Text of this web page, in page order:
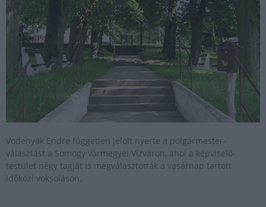
Vodenyák Endre független jelölt nyerte a polgármester-
választást a Somogy vármegyei Vízváron, ahol a képviselő-
testület négy tagját is megválasztották a vasárnap tartott
időközi voksoláson.